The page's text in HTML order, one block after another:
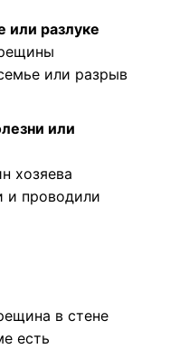
или разлуке
или разрыв
или
хозяева
и проводили
в стене
есть